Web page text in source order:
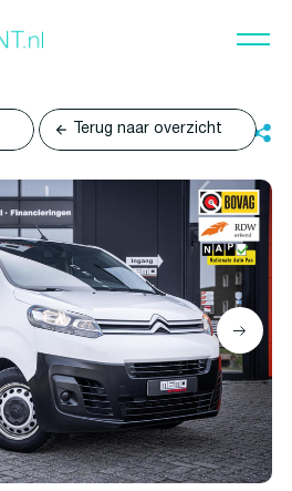
Terug naar overzicht